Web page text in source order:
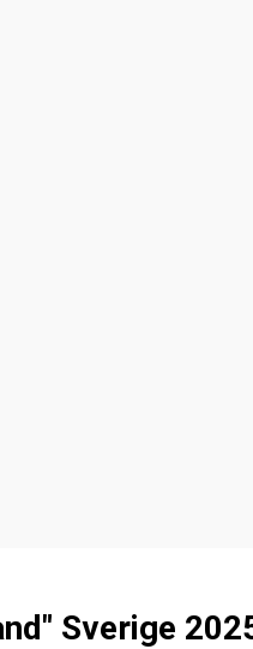
Sverige